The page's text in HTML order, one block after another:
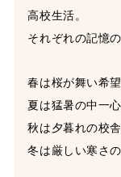
高校生活。
それぞれの記憶
春は桜が舞い希
夏は猛暑の中一
秋は夕暮れの校
冬は厳しい寒さ